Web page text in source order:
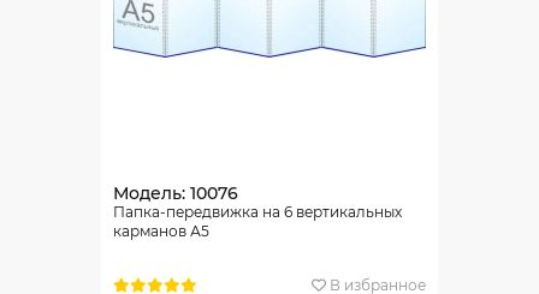
Модель: 10076
Папка-передвижка на 6 вертикальных
карманов А5
В избранное